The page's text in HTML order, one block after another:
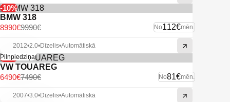
-10%
BMW 318
No112€mēn.
9990€
8990€
2012•2.0•Dīzelis•Automātiskā
-13%
Pilnpiedziņa
VW TOUAREG
No81€mēn.
7490€
6490€
2007•3.0•Dīzelis•Automātiskā